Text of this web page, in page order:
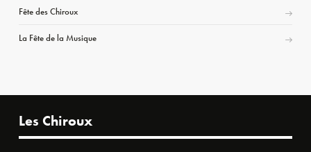
Fête des Chiroux
La Fête de la Musique
Les Chiroux